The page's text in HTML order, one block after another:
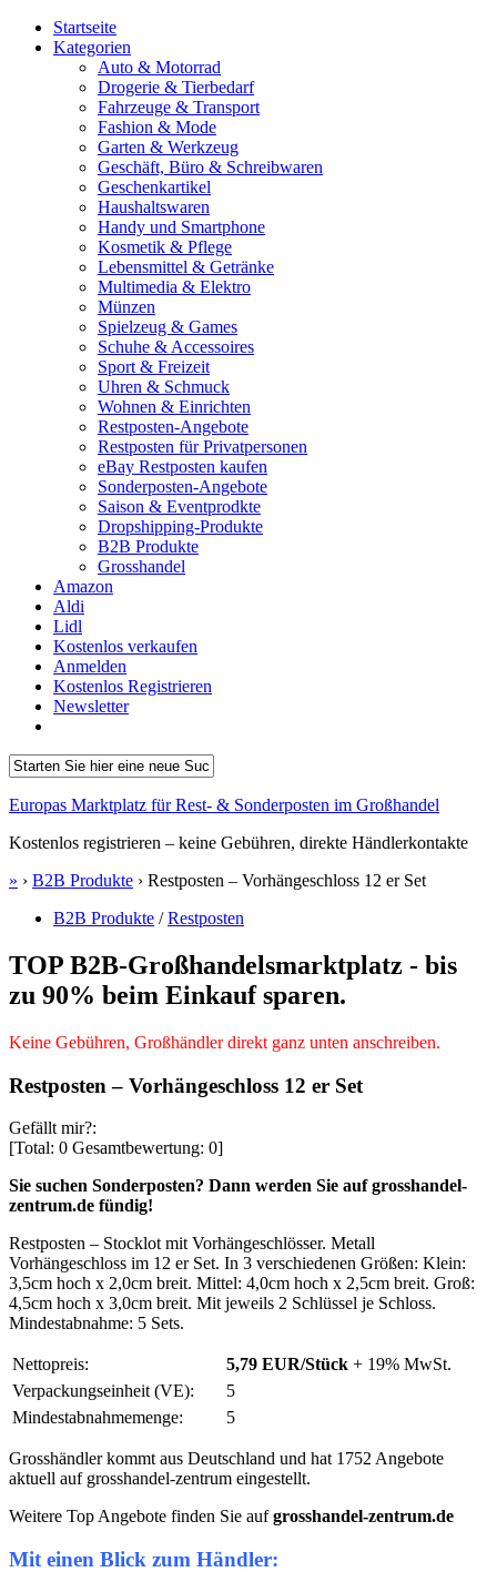
Startseite
Kategorien
Auto & Motorrad
Drogerie & Tierbedarf
Fahrzeuge & Transport
Fashion & Mode
Garten & Werkzeug
Geschäft, Büro & Schreibwaren
Geschenkartikel
Haushaltswaren
Handy und Smartphone
Kosmetik & Pflege
Lebensmittel & Getränke
Multimedia & Elektro
Münzen
Spielzeug & Games
Schuhe & Accessoires
Sport & Freizeit
Uhren & Schmuck
Wohnen & Einrichten
Restposten-Angebote
Restposten für Privatpersonen
eBay Restposten kaufen
Sonderposten-Angebote
Saison & Eventprodkte
Dropshipping-Produkte
B2B Produkte
Grosshandel
Amazon
Aldi
Lidl
Kostenlos verkaufen
Anmelden
Kostenlos Registrieren
Newsletter
Europas Marktplatz für Rest- & Sonderposten im Großhandel
Kostenlos registrieren – keine Gebühren, direkte Händlerkontakte
» › B2B Produkte › Restposten – Vorhängeschloss 12 er Set
B2B Produkte / Restposten
TOP B2B-Großhandelsmarktplatz - bis
zu 90% beim Einkauf sparen.
Keine Gebühren, Großhändler direkt ganz unten anschreiben.
Restposten – Vorhängeschloss 12 er Set
Gefällt mir?:
[Total: 0 Gesamtbewertung: 0]
Sie suchen Sonderposten? Dann werden Sie aufgrosshandel-
zentrum.de fündig!
Restposten – Stocklot mit Vorhängeschlösser. Metall
Vorhängeschloss im 12 er Set. In 3 verschiedenen Größen: Klein:
3,5cm hoch x 2,0cm breit. Mittel: 4,0cm hoch x 2,5cm breit. Groß:
4,5cm hoch x 3,0cm breit. Mit jeweils 2 Schlüssel je Schloss.
Mindestabnahme: 5 Sets.
Nettopreis: 5,79 EUR/Stück + 19% MwSt.
Verpackungseinheit (VE):
5
Mindestabnahmemenge:
5
Grosshändler kommt aus Deutschland und hat 1752 Angebote
aktuell auf grosshandel-zentrum eingestellt.
Weitere Top Angebote finden Sie aufgrosshandel-zentrum.de
Mit einen Blick zum Händler: